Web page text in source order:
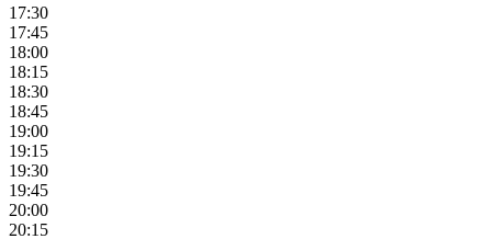
17:30
17:45
18:00
18:15
18:30
18:45
19:00
19:15
19:30
19:45
20:00
20:15